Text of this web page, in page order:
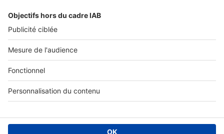
Politique Générale de Protection des Données
Charte éditeur
Paramétrer mes cookies
Digital Classifieds France SAS © 2024 - all rights